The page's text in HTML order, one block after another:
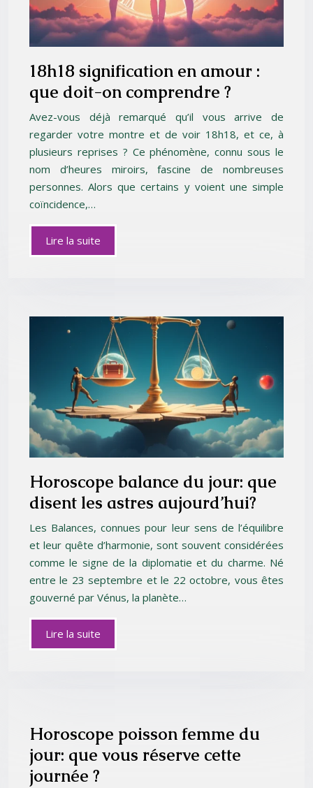
18h18 signification en amour :
que doit-on comprendre ?
Avez-vous déjà remarqué qu’il vous arrive de
regarder votre montre et de voir 18h18, et ce, à
plusieurs reprises ? Ce phénomène, connu sous le
nom d’heures miroirs, fascine de nombreuses
personnes. Alors que certains y voient une simple
coïncidence,…
Lire la suite
Horoscope balance du jour: que
disent les astres aujourd’hui?
Les Balances, connues pour leur sens de l’équilibre
et leur quête d’harmonie, sont souvent considérées
comme le signe de la diplomatie et du charme. Né
entre le 23 septembre et le 22 octobre, vous êtes
gouverné par Vénus, la planète…
Lire la suite
Horoscope poisson femme du
jour: que vous réserve cette
journée ?